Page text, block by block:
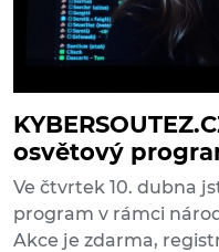
osvětový
Ve čtvrtek 10. dubna
program v rámci
Akce je zdarma,